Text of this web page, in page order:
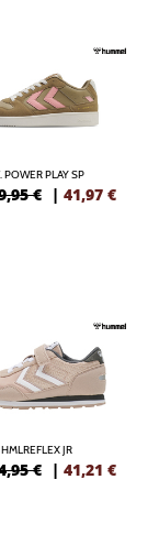
POWER PLAY SP
€ | 41,97 €
HMLREFLEX JR
€ | 41,21 €